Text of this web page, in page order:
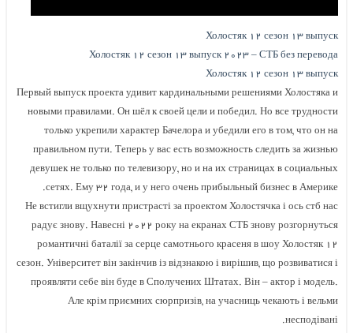
Холостяк ۱۲ сезон ۱۳ выпуск
Холостяк ۱۲ сезон ۱۳ выпуск ۲۰۲۳ – СТБ без перевода
Холостяк ۱۲ сезон ۱۳ выпуск
Первый выпуск проекта удивит кардинальными решениями Холостяка и
новыми правилами. Он шёл к своей цели и победил. Но все трудности
только укрепили характер Бачелора и убедили его в том, что он на
правильном пути. Теперь у вас есть возможность следить за жизнью
девушек не только по телевизору, но и на их страницах в социальных
сетях. Ему ۳۲ года, и у него очень прибыльный бизнес в Америке.
Не встигли вщухнути пристрасті за проектом Холостячка і ось стб нас
радує знову. Навесні ۲۰۲۲ року на екранах СТБ знову розгорнуться
романтичні баталії за серце самотнього красеня в шоу Холостяк ۱۲
сезон. Університет він закінчив із відзнакою і вирішив, що розвиватися і
проявляти себе він буде в Сполучених Штатах. Він – актор і модель.
Але крім приємних сюрпризів, на учасниць чекають і вельми
несподівані.